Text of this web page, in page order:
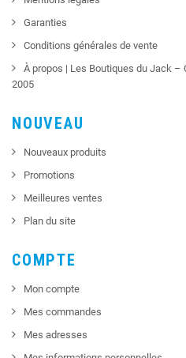
Garanties
Conditions générales de vente
À propos | Les Boutiques du Jack
2005
NOUVEAU
Nouveaux produits
Promotions
Meilleures ventes
Plan du site
COMPTE
Mon compte
Mes commandes
Mes adresses